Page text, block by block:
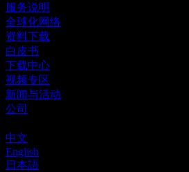
服务说明
全球化网络
资料下载
白皮书
下载中心
视频专区
新闻与活动
公司
中文
English
日本語